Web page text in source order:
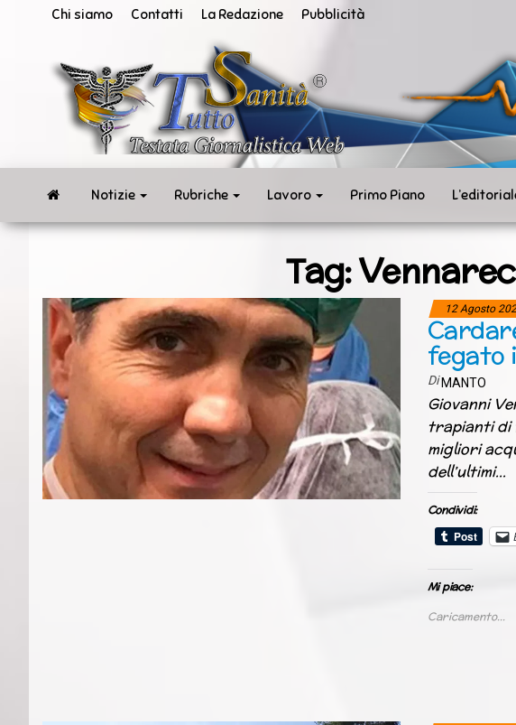
Chi siamo Contatti La Redazione Pubblicità
tempo
reale
Notizie Rubriche Lavoro Primo Piano
Tag:
12 Agosto
fegato
Di MANTO
Giovanni
trapianti di
migliori
dell’ultimi…
Condividi:
Mi piace:
Caricamento...